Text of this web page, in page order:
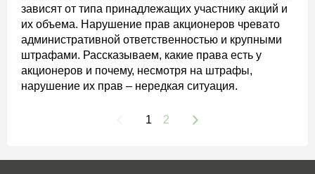
зависят от типа принадлежащих участнику акций и
их объема. Нарушение прав акционеров чревато
административной ответственностью и крупными
штрафами. Рассказываем, какие права есть у
акционеров и почему, несмотря на штрафы,
нарушение их прав – нередкая ситуация.
1 2